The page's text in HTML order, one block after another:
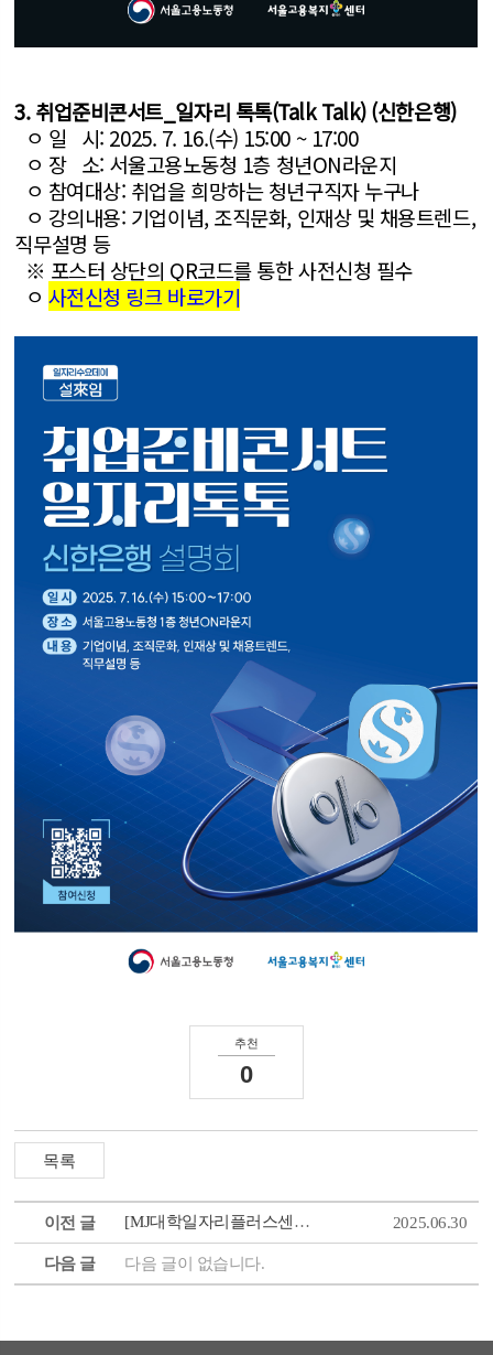
3. 취업준비콘서트_일자리 톡톡(Talk Talk) (신한은행)
ㅇ 일 시: 2025. 7. 16.(수) 15:00 ~ 17:00
ㅇ 장 소: 서울고용노동청 1층 청년ON라운지
ㅇ 참여대상: 취업을 희망하는 청년구직자 누구나
ㅇ 강의내용: 기업이념, 조직문화, 인재상 및 채용트렌드,
직무설명 등
※ 포스터 상단의 QR코드를 통한 사전신청 필수
ㅇ 사전신청 링크 바로가기
추천
0
이전 글 [MJ대학일자리플러스센터] 졸업(예정)자 및 지역청년을 위한 『이직 숙려캠프』참여자... 2025.06.30
다음 글 다음 글이 없습니다.